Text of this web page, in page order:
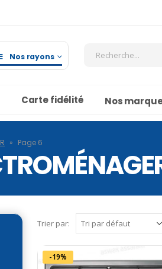
Nos rayons
Carte fidélité Nos
» Page 6
Trier par:
-19%